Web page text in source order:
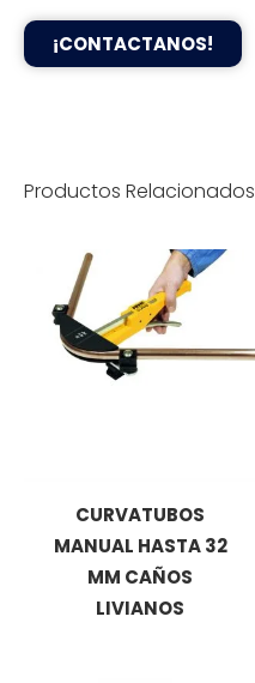
¡CONTACTANOS!
Productos Relacionados
CURVATUBOS
MANUAL HASTA 32
MM CAÑOS
LIVIANOS